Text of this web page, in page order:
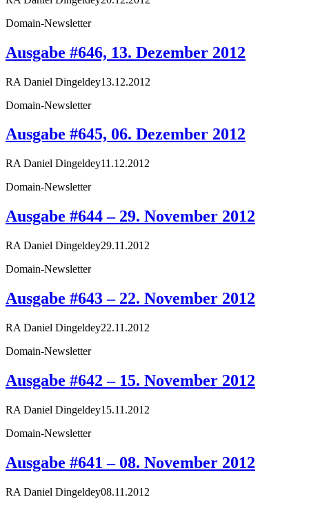
Domain-Newsletter
Ausgabe #646, 13. Dezember 2012
RA Daniel Dingeldey13.12.2012
Domain-Newsletter
Ausgabe #645, 06. Dezember 2012
RA Daniel Dingeldey11.12.2012
Domain-Newsletter
Ausgabe #644 – 29. November 2012
RA Daniel Dingeldey29.11.2012
Domain-Newsletter
Ausgabe #643 – 22. November 2012
RA Daniel Dingeldey22.11.2012
Domain-Newsletter
Ausgabe #642 – 15. November 2012
RA Daniel Dingeldey15.11.2012
Domain-Newsletter
Ausgabe #641 – 08. November 2012
RA Daniel Dingeldey08.11.2012